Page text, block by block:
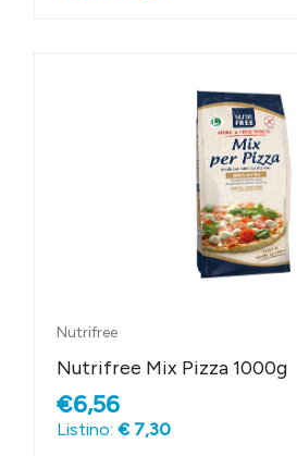
Nutrifree
Nutrifree Mix Pizza 1000g
€6,56
Listino: € 7,30